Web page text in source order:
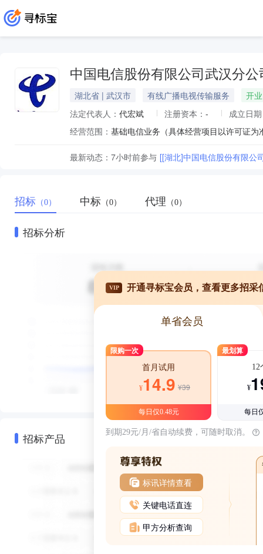
中国电信股份有限公司武汉分公
湖北省 | 武汉市 有线广播电视传输服务
开业
法定代表人： 代宏斌 注册资本： -
成立日
经营范围：
最新动态： 7小时前参与 [[湖北]中国电信股份有限公
招标 （0） 中标 （0） 代理 （0）
招标分析
招标产品
VIP 开通寻标宝会员，查看更多招采
单省会员
限购一次
首月试用
¥14.9 ¥39
每日仅0.48元
最划算
12
¥
每日
到期29元/月/省自动续费，可随时取消。
标讯详情查看
关键电话直连
甲方分析查询